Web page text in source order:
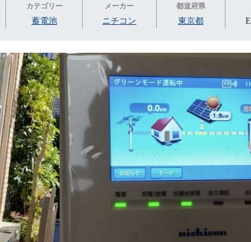
カテゴリー
蓄電池
メーカー
ニチコン
都道府県
東京都